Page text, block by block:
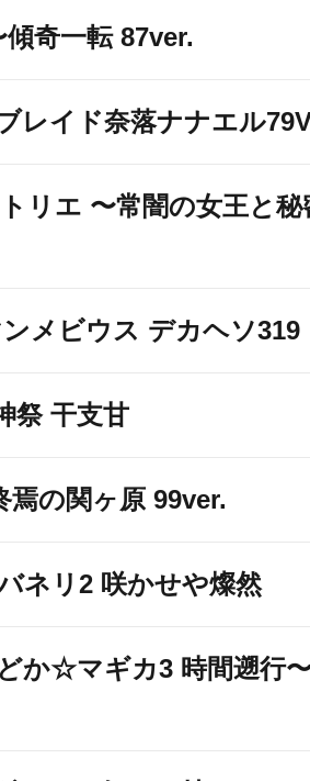
奇一転 87ver.
レイド奈落ナナエル
リエ 〜常闇の女王と秘
メビウス デカヘソ319
祭 干支甘
焉の関ヶ原 99ver.
ネリ2 咲かせや燦然
か☆マギカ3 時間遡行